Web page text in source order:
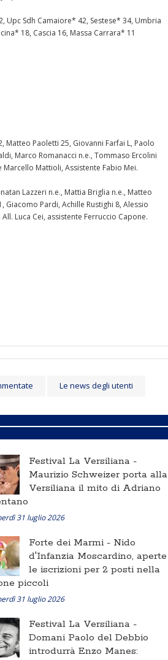
Upc Sdh Camaiore* 42, Sestese* 34, Umbria
18, Cascia 16, Massa Carrara* 11
Matteo Paoletti 25, Giovanni Farfai L, Paolo
Marco Romanacci n.e., Tommaso Ercolini
Mattioli, Assistente Fabio Mei.
Lazzeri n.e., Mattia Briglia n.e., Matteo
Giacomo Pardi, Achille Rustighi 8, Alessio
Luca Cei, assistente Ferruccio Capone.
Le news degli utenti
Festival La Versiliana -
Maurizio Schweizer porta alla
Versiliana il mito di Adriano
31 luglio 2026
Forte dei Marmi - Nido
d'Infanzia Moscardino, aperte
le iscrizioni per 2 posti nella
piccoli
31 luglio 2026
Festival La Versiliana -
Domani Paolo del Debbio
introdurrà Enzo Manes: